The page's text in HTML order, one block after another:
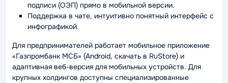
подписи (ОЭП) прямо в мобильной версии.
Поддержка в чате, интуитивно понятный интерфейс с
инфографикой.
Для предпринимателей работает мобильное приложение
«Газпромбанк МСБ» (Android, скачать в RuStore) и
адаптивная веб-версия для мобильных устройств. Для
крупных холдингов доступны специализированные